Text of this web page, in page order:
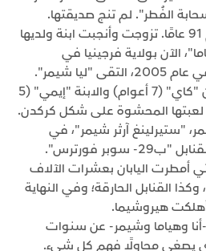
الفُطر". لم تنج صديقتها.
تبلغ أوشيا من العمر اليوم 91 عامًا. تزوجت وأنجبت ابنة ولديها
الآن بولاية فرجينيا في
الولايات المتحدة. هناك، في عام 2005، التقى "ليا شيمر".
تزوجا ولديهما طفلان: الابن "كاي" (7 أعوام) والابنة "إيمي" (5
لعبتها المحشوة على شكل كركدن.
"ستيرلينغ آرثر شيمر"، في
تصميم محركات قاذفات القنابل "ب29- سوبر فورترس".
أمطرت اليابان بعشرات الآلاف
القنابل الحارقة؛ وفي النهاية
أهلكت هيروشيما.
-أنا وهياما وشيمر- عن سنوات
يصغي محاولًا فهم كل شيء.